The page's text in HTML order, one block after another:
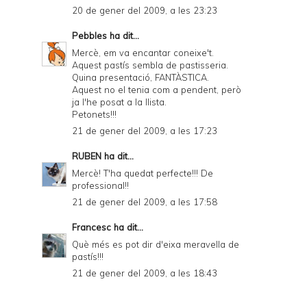
20 de gener del 2009, a les 23:23
Pebbles ha dit...
Mercè, em va encantar coneixe't.
Aquest pastís sembla de pastisseria.
Quina presentació, FANTÀSTICA.
Aquest no el tenia com a pendent, però
ja l'he posat a la llista.
Petonets!!!
21 de gener del 2009, a les 17:23
RUBEN ha dit...
Mercè! T'ha quedat perfecte!!! De
professional!!
21 de gener del 2009, a les 17:58
Francesc ha dit...
Què més es pot dir d'eixa meravella de
pastís!!!
21 de gener del 2009, a les 18:43